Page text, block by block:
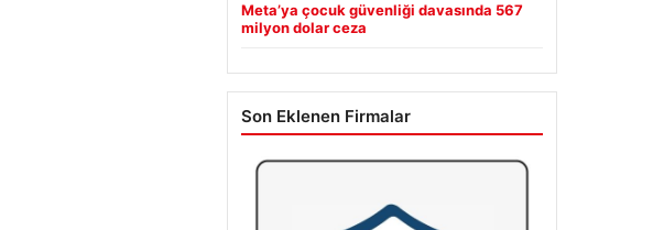
Meta’ya çocuk güvenliği davasında 567
milyon dolar ceza
Son Eklenen Firmalar